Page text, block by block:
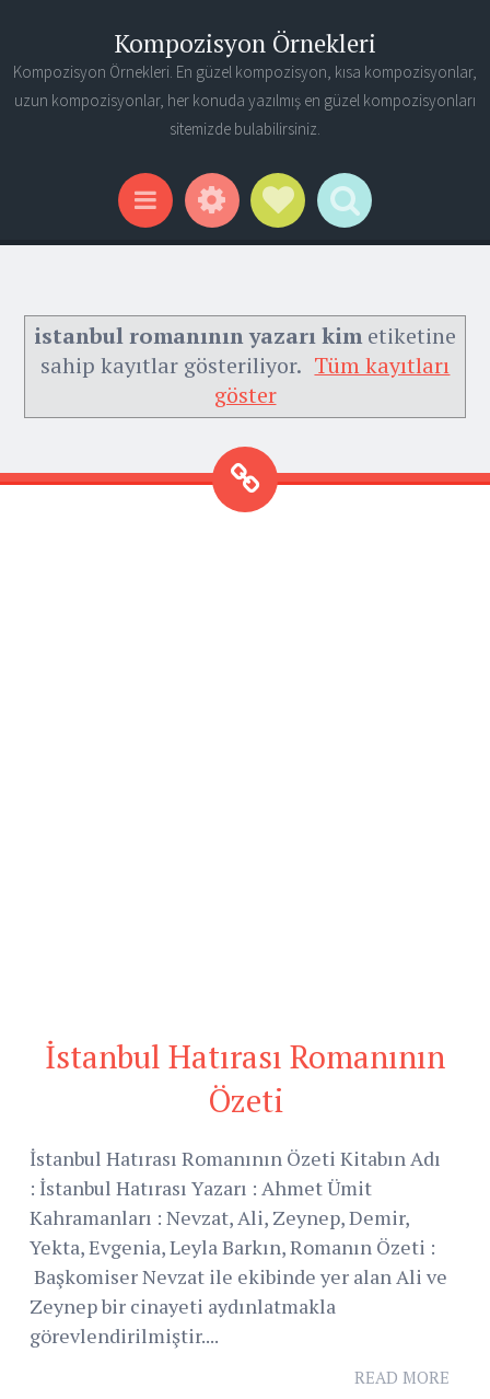
Kompozisyon Örnekleri
Kompozisyon Örnekleri. En güzel kompozisyon, kısa kompozisyonlar,
uzun kompozisyonlar, her konuda yazılmış en güzel kompozisyonları
sitemizde bulabilirsiniz.
Menu WidgetsSocial Links
Search
istanbul romanının yazarı kimetiketine
sahip kayıtlar gösteriliyor. Tüm kayıtları
göster
İstanbul Hatırası Romanının
Özeti
İstanbul Hatırası Romanının Özeti Kitabın Adı
: İstanbul Hatırası Yazarı : Ahmet Ümit
Kahramanları : Nevzat, Ali, Zeynep, Demir,
Yekta, Evgenia, Leyla Barkın, Romanın Özeti :
Başkomiser Nevzat ile ekibinde yer alan Ali ve
Zeynep bir cinayeti aydınlatmakla
görevlendirilmiştir....
READ MORE